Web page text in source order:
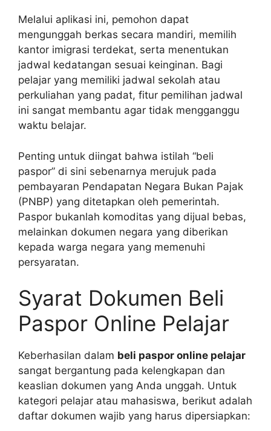
Melalui aplikasi ini, pemohon dapat
mengunggah berkas secara mandiri, memilih
kantor imigrasi terdekat, serta menentukan
jadwal kedatangan sesuai keinginan. Bagi
pelajar yang memiliki jadwal sekolah atau
perkuliahan yang padat, fitur pemilihan jadwal
ini sangat membantu agar tidak mengganggu
waktu belajar.
Penting untuk diingat bahwa istilah “beli
paspor” di sini sebenarnya merujuk pada
pembayaran Pendapatan Negara Bukan Pajak
(PNBP) yang ditetapkan oleh pemerintah.
Paspor bukanlah komoditas yang dijual bebas,
melainkan dokumen negara yang diberikan
kepada warga negara yang memenuhi
persyaratan.
Syarat Dokumen Beli
Paspor Online Pelajar
Keberhasilan dalam beli paspor online pelajar
sangat bergantung pada kelengkapan dan
keaslian dokumen yang Anda unggah. Untuk
kategori pelajar atau mahasiswa, berikut adalah
daftar dokumen wajib yang harus dipersiapkan: